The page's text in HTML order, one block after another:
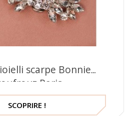
scarpe Bonnie
Paris
SCOPRIRE !